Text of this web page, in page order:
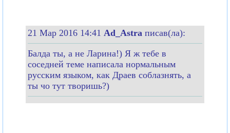
21 Мар 2016 14:41 Ad_Astra писав(ла):
Балда ты, а не Ларина!) Я ж тебе в
соседней теме написала нормальным
русским языком, как Драев соблазнять, а
ты чо тут творишь?)